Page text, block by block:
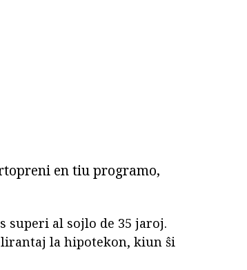
en tiu programo,
superi al sojlo de 35 jaroj.
la hipotekon, kiun ŝi